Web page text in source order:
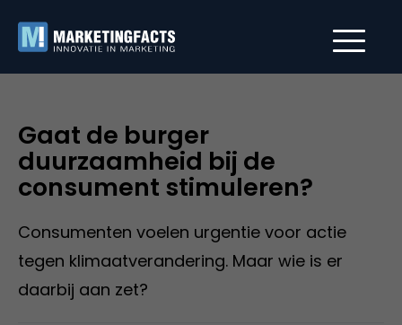
Gaat de burger
duurzaamheid bij de
consument stimuleren?
Consumenten voelen urgentie voor actie
tegen klimaatverandering. Maar wie is er
daarbij aan zet?